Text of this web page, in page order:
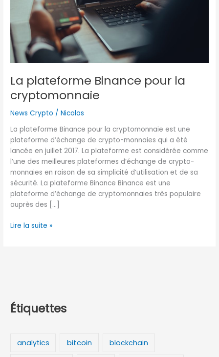
La plateforme Binance pour la
cryptomonnaie
News Crypto /Nicolas
La plateforme Binance pour la cryptomonnaie est une
plateforme d’échange de crypto-monnaies qui a été
lancée en juillet 2017. La plateforme est considérée comme
l’une des meilleures plateformes d’échange de crypto-
monnaies en raison de sa simplicité d’utilisation et de sa
sécurité. La plateforme Binance Binance est une
plateforme d’échange de cryptomonnaies très populaire
auprès des […]
Lire la suite »
Étiquettes
analytics bitcoin blockchain